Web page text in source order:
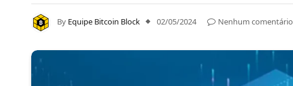
By Equipe Bitcoin Block 02/05/2024 Nenhum comentário